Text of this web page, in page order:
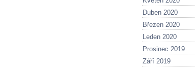
Duben 2020
Březen 2020
Leden 2020
Prosinec 2019
Září 2019